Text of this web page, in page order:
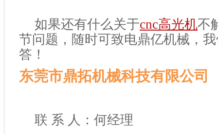
如果还有什么关于cnc高光机不
节问题，随时可致电鼎亿机械，
答！
东莞市鼎拓机械科技有限公司
联 系 人：何经理